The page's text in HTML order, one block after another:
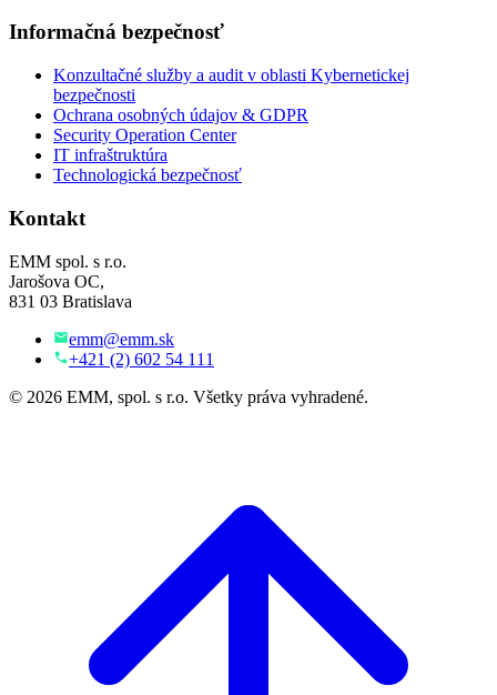
Informačná bezpečnosť
Konzultačné služby a audit v oblasti Kybernetickej
bezpečnosti
Ochrana osobných údajov & GDPR
Security Operation Center
IT infraštruktúra
Technologická bezpečnosť
Kontakt
EMM spol. s r.o.
Jarošova OC,
831 03 Bratislava
emm@emm.sk
+421 (2) 602 54 111
© 2026 EMM, spol. s r.o. Všetky práva vyhradené.